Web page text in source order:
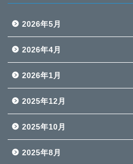
2026年5月
2026年4月
2026年1月
2025年12月
2025年10月
2025年8月